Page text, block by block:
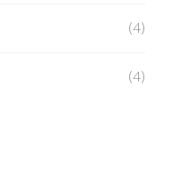
(4)
(4)